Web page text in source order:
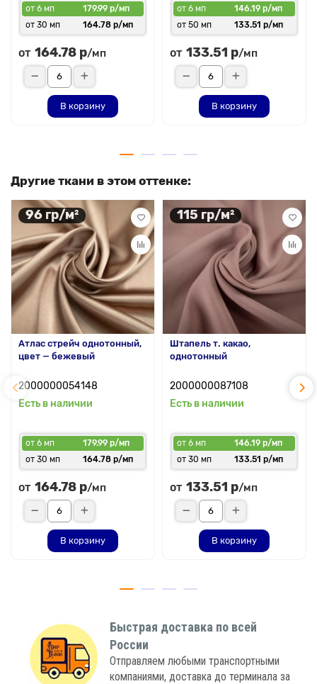
от 6 мп
179.99 р/мп
от 30 мп
164.78 р/мп
от 164.78 р/мп
В корзину
от 6 мп
146.19 р/мп
от 50 мп
133.51 р/мп
от 133.51 р/мп
В корзину
Другие ткани в этом оттенке:
96 гр/м²
Атлас стрейч однотонный,
цвет — бежевый
2000000054148
Есть в наличии
от 6 мп
179.99 р/мп
от 30 мп
164.78 р/мп
от 164.78 р/мп
В корзину
115 гр/м²
Штапель т. какао,
однотонный
2000000087108
Есть в наличии
от 6 мп
146.19 р/мп
от 30 мп
133.51 р/мп
от 133.51 р/мп
В корзину
Быстрая доставка по всей
России
Отправляем любыми транспортными
компаниями, доставка до терминала за